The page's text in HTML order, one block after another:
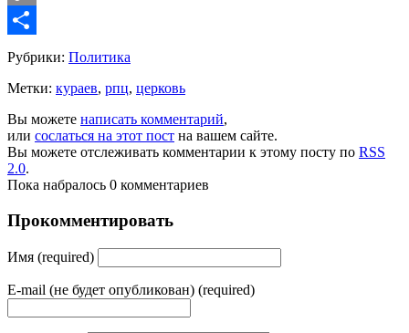
Copy
Link
Share
Рубрики: Политика
Метки: кураев, рпц, церковь
Вы можете написать комментарий,
или сослаться на этот пост на вашем сайте.
Вы можете отслеживать комментарии к этому посту по RSS
2.0.
Пока набралось 0 комментариев
Прокомментировать
Имя (required)
E-mail (не будет опубликован) (required)